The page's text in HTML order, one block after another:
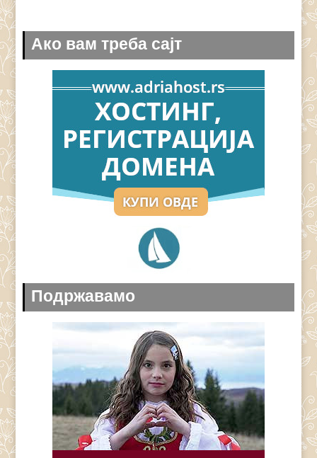
Ако вам треба сајт
Подржавамо